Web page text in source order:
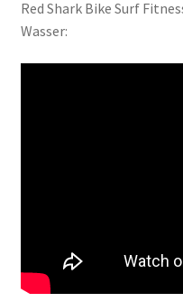
Red Shark Bike Surf
Wasser: